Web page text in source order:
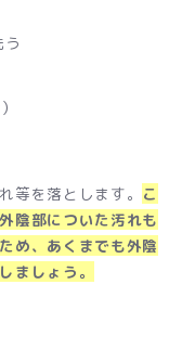
等を落とします。 こ
陰部についた汚れも
め、あくまでも外陰
ましょう。